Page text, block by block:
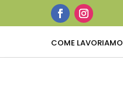
COME LAVORIAMO